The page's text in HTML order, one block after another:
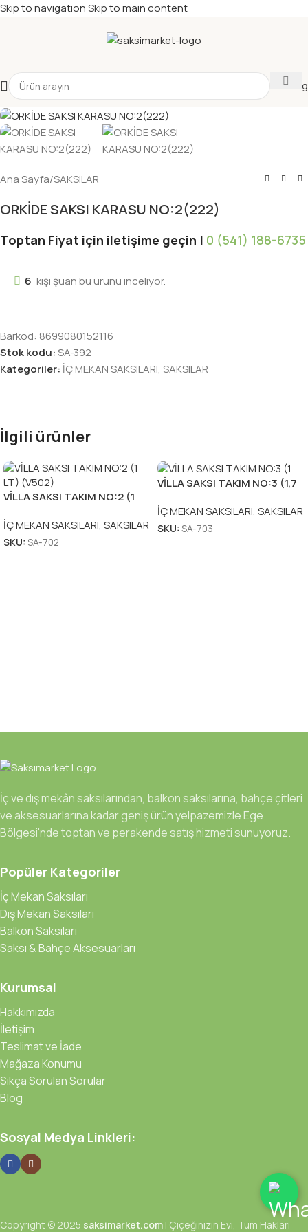
Skip to navigationSkip to main content
Katalog
Ana Sayfa/SAKSILAR
ORKİDE SAKSI KARASU NO:2(222)
Toptan Fiyat için iletişime geçin ! 0 (541) 188-6735
6 kişi şuan bu ürünü inceliyor.
Barkod: 8699080152116
Stok kodu:SA-392
Kategoriler: İÇ MEKAN SAKSILARI, SAKSILAR
İlgili ürünler
VİLLA SAKSI TAKIM NO:2 (1
İÇ MEKAN SAKSILARI, SAKSILAR
SKU: SA-702
VİLLA SAKSI TAKIM NO:3 (1,7
İÇ MEKAN SAKSILARI, SAKSILAR
SKU: SA-703
İç ve dış mekân saksılarından, balkon saksılarına, bahçe çitleri
ve aksesuarlarına kadar geniş ürün yelpazemizle Ege
Bölgesi'nde toptan ve perakende satış hizmeti sunuyoruz.
Popüler Kategoriler
İç Mekan Saksıları
Dış Mekan Saksıları
Balkon Saksıları
Saksı & Bahçe Aksesuarları
Kurumsal
Hakkımızda
İletişim
Teslimat ve İade
Mağaza Konumu
Sıkça Sorulan Sorular
Blog
Sosyal Medya Linkleri:
Copyright © 2025 saksimarket.com | Çiçeğinizin Evi, Tüm Hakları